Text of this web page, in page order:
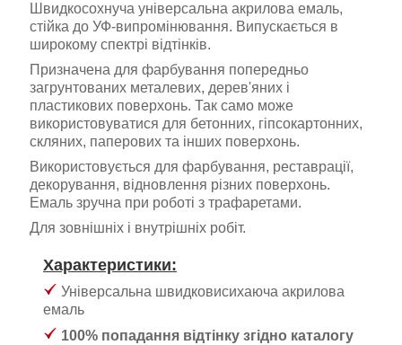
Швидкосохнуча універсальна акрилова емаль,
стійка до УФ-випромінювання. Випускається в
широкому спектрі відтінків.
Призначена для фарбування попередньо
загрунтованих металевих, дерев'яних і
пластикових поверхонь. Так само може
використовуватися для бетонних, гіпсокартонних,
скляних, паперових та інших поверхонь.
Використовується для фарбування, реставрації,
декорування, відновлення різних поверхонь.
Емаль зручна при роботі з трафаретами.
Для зовнішніх і внутрішніх робіт.
Характеристики:
Універсальна швидковисихаюча акрилова
емаль
100% попадання відтінку згідно каталогу